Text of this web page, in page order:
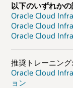
以下のいずれか
Oracle Cloud
Oracle Cloud
Oracle Cloud
推奨トレーニング:
Oracle Cloud
ョン